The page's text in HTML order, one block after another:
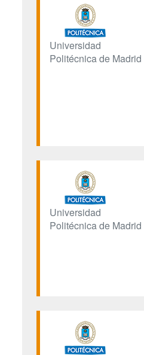
Universidad
Politécnica de Madrid
Universidad
Politécnica de Madrid